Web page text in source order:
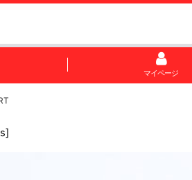
マイページ
]